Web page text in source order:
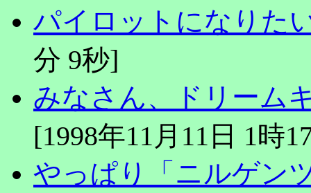
パイロットになりた
分 9秒]
みなさん、ドリーム
[1998年11月11日 1時
やっぱり「ニルゲン